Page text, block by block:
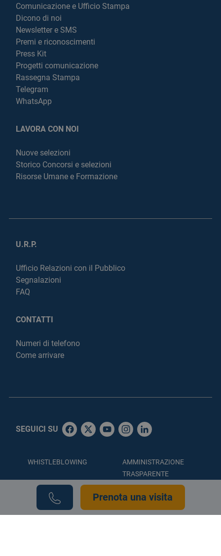
Comunicazione e Ufficio Stampa
Dicono di noi
Newsletter e SMS
Premi e riconoscimenti
Press Kit
Progetti comunicazione
Rassegna Stampa
Telegram
WhatsApp
LAVORA CON NOI
Nuove selezioni
Storico Concorsi e selezioni
Risorse Umane e Formazione
U.R.P.
Ufficio Relazioni con il Pubblico
Segnalazioni
FAQ
CONTATTI
Numeri di telefono
Come arrivare
SEGUICI SU
WHISTLEBLOWING
AMMINISTRAZIONE
TRASPARENTE
ACCESSIBILITÀ
COOKIE POLICY
Prenota una visita